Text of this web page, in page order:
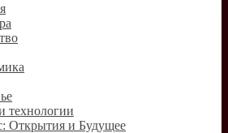
технологии
Открытия и Будущее